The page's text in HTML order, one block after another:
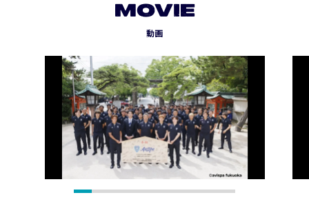
MOVIE
動画